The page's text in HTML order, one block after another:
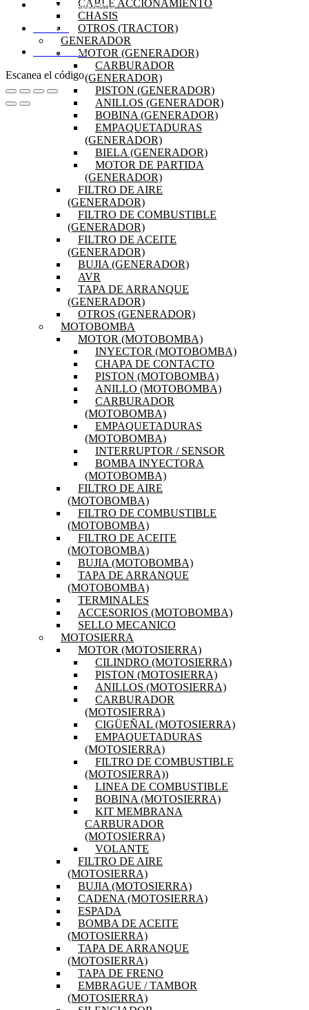
CABLE ACCIONAMIENTO
CHASIS
OTROS (TRACTOR)
GENERADOR
MOTOR (GENERADOR)
CARBURADOR
(GENERADOR)
PISTON (GENERADOR)
ANILLOS (GENERADOR)
BOBINA (GENERADOR)
EMPAQUETADURAS
(GENERADOR)
BIELA (GENERADOR)
MOTOR DE PARTIDA
(GENERADOR)
FILTRO DE AIRE
(GENERADOR)
FILTRO DE COMBUSTIBLE
(GENERADOR)
FILTRO DE ACEITE
(GENERADOR)
BUJIA (GENERADOR)
AVR
TAPA DE ARRANQUE
(GENERADOR)
OTROS (GENERADOR)
MOTOBOMBA
MOTOR (MOTOBOMBA)
INYECTOR (MOTOBOMBA)
CHAPA DE CONTACTO
PISTON (MOTOBOMBA)
ANILLO (MOTOBOMBA)
CARBURADOR
(MOTOBOMBA)
EMPAQUETADURAS
(MOTOBOMBA)
INTERRUPTOR / SENSOR
BOMBA INYECTORA
(MOTOBOMBA)
FILTRO DE AIRE
(MOTOBOMBA)
FILTRO DE COMBUSTIBLE
(MOTOBOMBA)
FILTRO DE ACEITE
(MOTOBOMBA)
BUJIA (MOTOBOMBA)
TAPA DE ARRANQUE
(MOTOBOMBA)
TERMINALES
ACCESORIOS (MOTOBOMBA)
SELLO MECANICO
MOTOSIERRA
MOTOR (MOTOSIERRA)
CILINDRO (MOTOSIERRA)
PISTON (MOTOSIERRA)
ANILLOS (MOTOSIERRA)
CARBURADOR
(MOTOSIERRA)
CIGÜEÑAL (MOTOSIERRA)
EMPAQUETADURAS
(MOTOSIERRA)
FILTRO DE COMBUSTIBLE
(MOTOSIERRA))
LINEA DE COMBUSTIBLE
BOBINA (MOTOSIERRA)
KIT MEMBRANA
CARBURADOR
(MOTOSIERRA)
VOLANTE
FILTRO DE AIRE
(MOTOSIERRA)
BUJIA (MOTOSIERRA)
CADENA (MOTOSIERRA)
ESPADA
BOMBA DE ACEITE
(MOTOSIERRA)
TAPA DE ARRANQUE
(MOTOSIERRA)
TAPA DE FRENO
EMBRAGUE / TAMBOR
(MOTOSIERRA)
PREGUNTAS FRECUENTES
MI CUENTA
DISTRIBUIDORES
Escanea el código